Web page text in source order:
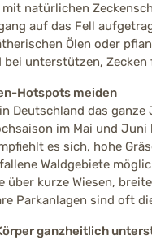
mit natürlichen
auf das Fell
Ölen oder
bei unterstützen, Zecken
Hotspots meiden
Deutschland das
im Mai und Juni
es sich, hohe
Waldgebiete
über kurze Wiesen,
Parkanlagen sind oft
ganzheitlich